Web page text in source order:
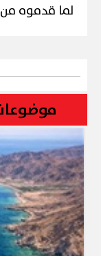
لما قدموه